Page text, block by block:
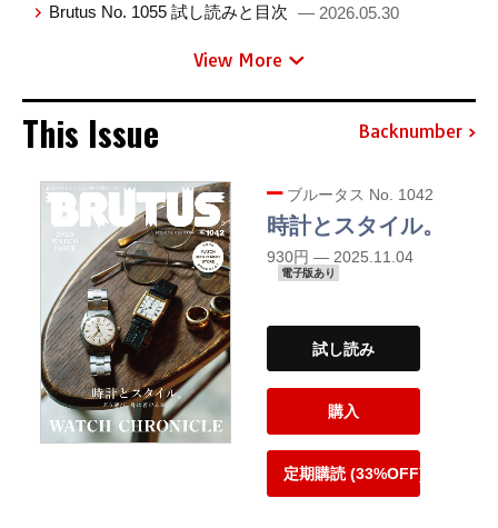
Brutus No. 1055 試し読みと目次 — 2026.05.30
View More
This Issue Backnumber
ブルータス No. 1042
時計とスタイル。
930円 — 2025.11.04
電子版あり
試し読み
購入
定期購読 (33%OFF)